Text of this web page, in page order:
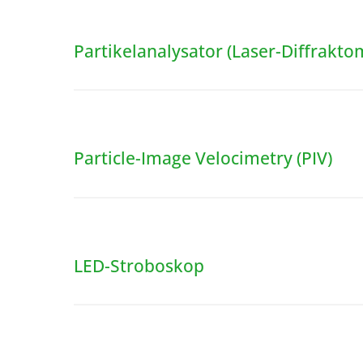
Partikelanalysator (Laser-
Particle-Image Velocimetry (PIV)
LED-Stroboskop